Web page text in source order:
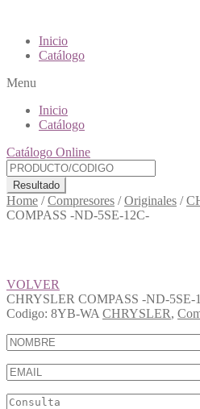
Inicio
Catálogo
Menu
Inicio
Catálogo
Catálogo Online
Resultado
Home /Compresores /Originales /
COMPASS -ND-5SE-12C-
VOLVER
CHRYSLER COMPASS -ND-5SE-
Codigo: 8YB-WA CHRYSLER,